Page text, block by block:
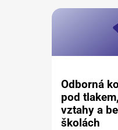
Odborná
pod
vztahy a
školách